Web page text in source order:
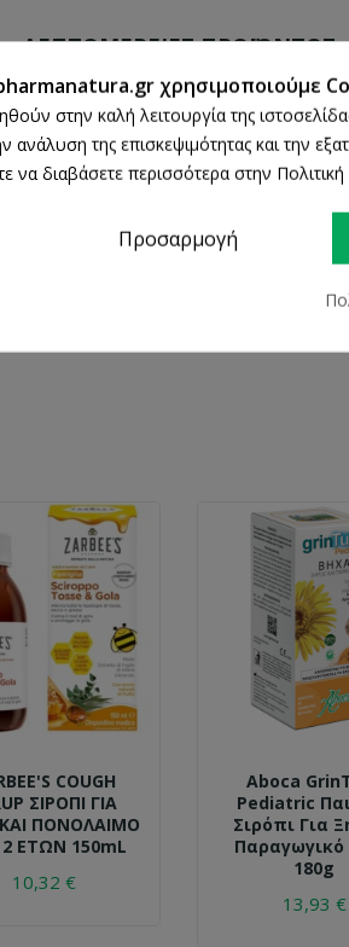
ΛΕΠΤΟΜΈΡΕΙΕΣ ΠΡΟΪΌΝΤΟΣ
COUGH
ΣΙΡΟΠΙ ΓΙΑ
ΠΟΝΟΛΑΙΜΟ
ΕΤΩΝ 150mL
10,32 €
Aboca
Pediatric
Σιρόπι Για
Παραγωγικό
180g
13,93 €
χρησιμοποιούμε
στην καλή λειτουργία της
ανάλυση της επισκεψιμότητας και την
να διαβάσετε περισσότερα στην
Προσαρμογή